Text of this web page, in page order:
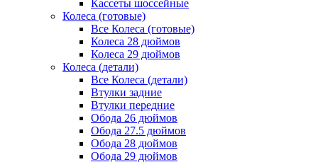
Кассеты шоссейные
Колеса (готовые)
Все Колеса (готовые)
Колеса 28 дюймов
Колеса 29 дюймов
Колеса (детали)
Все Колеса (детали)
Втулки задние
Втулки передние
Обода 26 дюймов
Обода 27.5 дюймов
Обода 28 дюймов
Обода 29 дюймов